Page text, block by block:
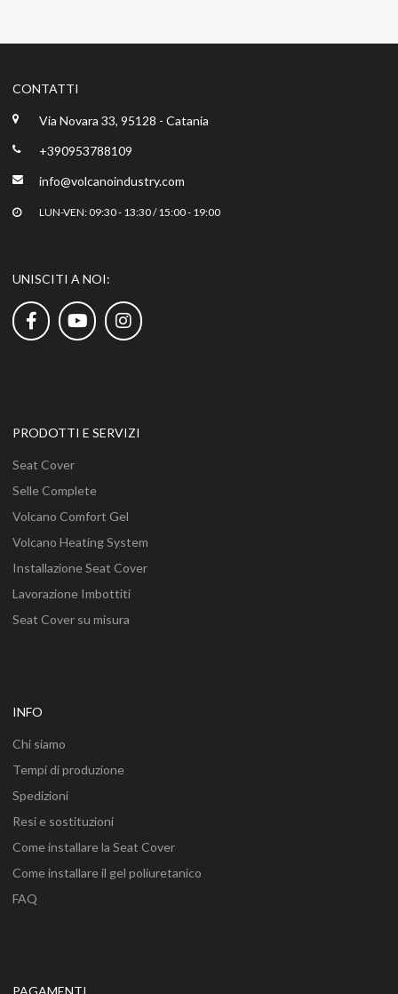
CONTATTI
Via Novara 33, 95128 - Catania
+390953788109
info@volcanoindustry.com
LUN-VEN: 09:30 - 13:30 / 15:00 - 19:00
UNISCITI A NOI:
PRODOTTI E SERVIZI
Seat Cover
Selle Complete
Volcano Comfort Gel
Volcano Heating System
Installazione Seat Cover
Lavorazione Imbottiti
Seat Cover su misura
INFO
Chi siamo
Tempi di produzione
Spedizioni
Resi e sostituzioni
Come installare la Seat Cover
Come installare il gel poliuretanico
FAQ